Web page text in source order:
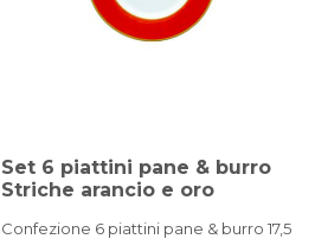
Set 6 piattini pane & burro
Striche arancio e oro
Confezione 6 piattini pane & burro 17,5